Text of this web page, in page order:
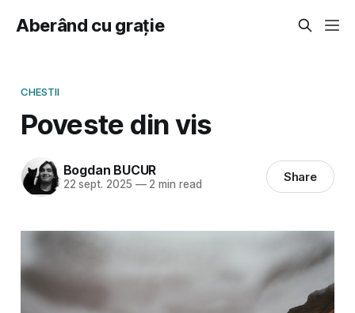
Aberând cu grație
CHESTII
Poveste din vis
Bogdan BUCUR
22 sept. 2025 —2 min read Share